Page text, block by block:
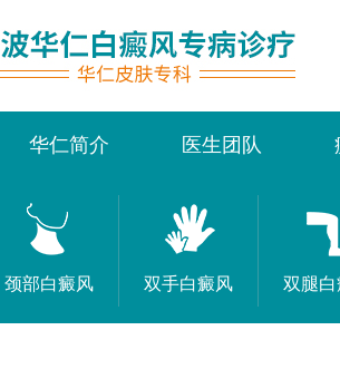
华仁简介 医生团队
颈部白癜风 双手白癜风 双腿